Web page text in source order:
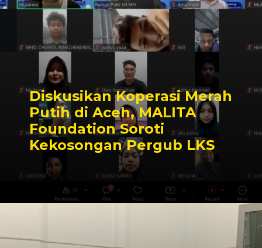
Diskusikan Koperasi Merah
Putih di Aceh, MALITA
Foundation Soroti
Kekosongan Pergub LKS